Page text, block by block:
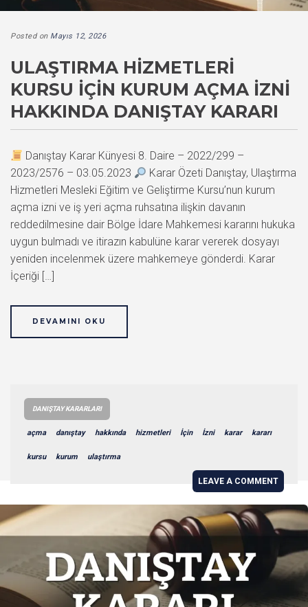
Posted on Mayıs 12, 2026
ULAŞTIRMA HIZMETLERI
KURSU İÇIN KURUM AÇMA İZNI
HAKKINDA DANIŞTAY KARARI
Danıştay Karar Künyesi 8. Daire – 2022/299 –
2023/2576 – 03.05.2023
Karar Özeti Danıştay, Ulaştırma
Hizmetleri Mesleki Eğitim ve Geliştirme Kursu’nun kurum
açma izni ve iş yeri açma ruhsatına ilişkin davanın
reddedilmesine dair Bölge İdare Mahkemesi kararını hukuka
uygun bulmadı ve itirazın kabulüne karar vererek dosyayı
yeniden incelenmek üzere mahkemeye gönderdi. Karar
İçeriği […]
DEVAMINI OKU
DANIŞTAY KARARLARI
açma danıştay hakkında hizmetleri İçin İzni karar kararı
kursu kurum ulaştırma
LEAVE A COMMENT